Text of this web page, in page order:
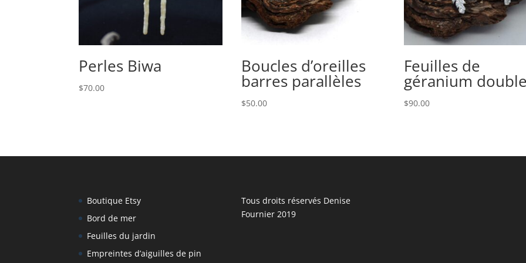
Perles Biwa
$70.00
Boucles d’oreilles
barres parallèles
$50.00
Feuilles de
géranium
$90.00
Boutique Etsy
Bord de mer
Feuilles du jardin
Empreintes d’aiguilles de pin
Tous droits réservés Denise
Fournier 2019